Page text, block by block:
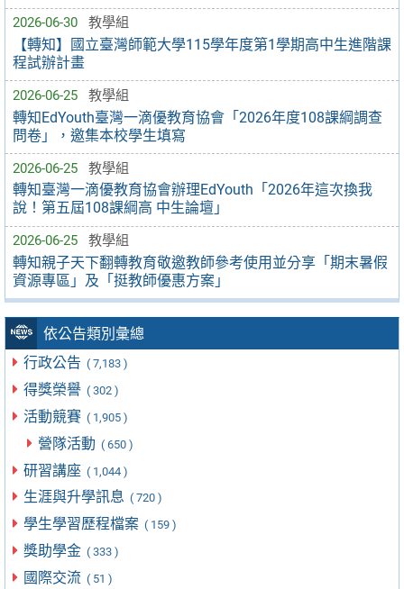
2026-06-30 教學組
【轉知】國立臺灣師範大學115學年度第1學期高中生進階課
程試辦計畫
2026-06-25 教學組
轉知EdYouth臺灣一滴優教育協會「2026年度108課綱調查
問卷」，邀集本校學生填寫
2026-06-25 教學組
轉知臺灣一滴優教育協會辦理EdYouth「2026年這次換我
說！第五屆108課綱高 中生論壇」
2026-06-25 教學組
轉知親子天下翻轉教育敬邀教師參考使用並分享「期末暑假
資源專區」及「挺教師優惠方案」
依公告類別彙總
行政公告 ( 7,183 )
得獎榮譽 ( 302 )
活動競賽 ( 1,905 )
營隊活動 ( 650 )
研習講座 ( 1,044 )
生涯與升學訊息 ( 720 )
學生學習歷程檔案 ( 159 )
獎助學金 ( 333 )
國際交流 ( 51 )